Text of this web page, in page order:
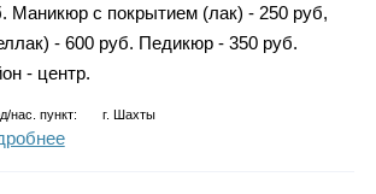
Маникюр с покрытием (лак) - 250 руб,
- 600 руб. Педикюр - 350 руб.
- центр.
нас. пункт: г. Шахты